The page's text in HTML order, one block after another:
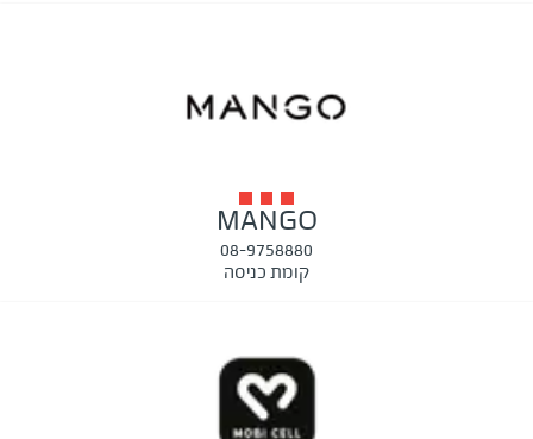
MANGO
08-9758880
קומת כניסה